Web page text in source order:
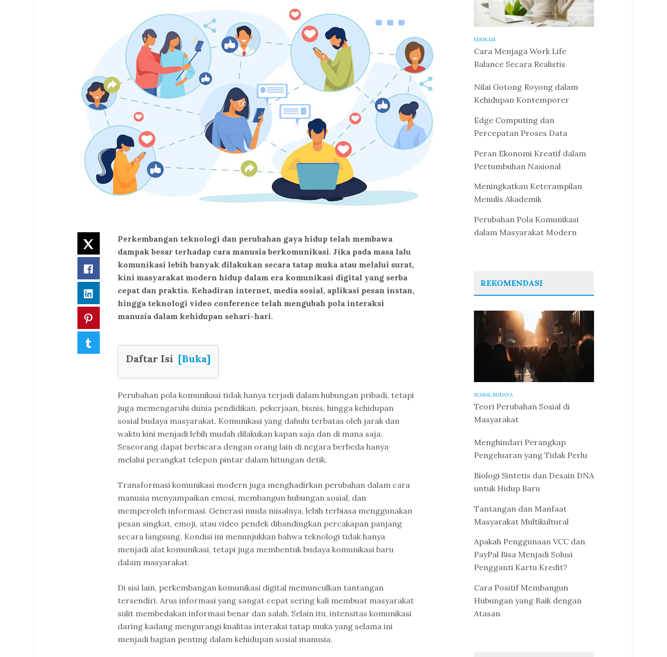
Twitter
Facebook
LinkedIn
Pinterest
Perkembangan teknologi dan perubahan gaya hidup telah membawa
dampak besar terhadap cara manusia berkomunikasi. Jika pada masa lalu
komunikasi lebih banyak dilakukan secara tatap muka atau melalui surat,
kini masyarakat modern hidup dalam era komunikasi digital yang serba
cepat dan praktis. Kehadiran internet, media sosial, aplikasi pesan instan,
hingga teknologi video conference telah mengubah pola interaksi
manusia dalam kehidupan sehari-hari.
Daftar Isi [Buka]
Perubahan pola komunikasi tidak hanya terjadi dalam hubungan pribadi, tetapi
juga memengaruhi dunia pendidikan, pekerjaan, bisnis, hingga kehidupan
sosial budaya masyarakat. Komunikasi yang dahulu terbatas oleh jarak dan
waktu kini menjadi lebih mudah dilakukan kapan saja dan di mana saja.
Seseorang dapat berbicara dengan orang lain di negara berbeda hanya
melalui perangkat telepon pintar dalam hitungan detik.
Transformasi komunikasi modern juga menghadirkan perubahan dalam cara
manusia menyampaikan emosi, membangun hubungan sosial, dan
memperoleh informasi. Generasi muda misalnya, lebih terbiasa menggunakan
pesan singkat, emoji, atau video pendek dibandingkan percakapan panjang
secara langsung. Kondisi ini menunjukkan bahwa teknologi tidak hanya
menjadi alat komunikasi, tetapi juga membentuk budaya komunikasi baru
dalam masyarakat.
Di sisi lain, perkembangan komunikasi digital memunculkan tantangan
tersendiri. Arus informasi yang sangat cepat sering kali membuat masyarakat
sulit membedakan informasi benar dan salah. Selain itu, intensitas komunikasi
daring kadang mengurangi kualitas interaksi tatap muka yang selama ini
menjadi bagian penting dalam kehidupan sosial manusia.
EDUKASI
Cara Menjaga Work Life
Balance Secara Realistis
Nilai Gotong Royong dalam
Kehidupan Kontemporer
Edge Computing dan
Percepatan Proses Data
Peran Ekonomi Kreatif dalam
Pertumbuhan Nasional
Meningkatkan Keterampilan
Menulis Akademik
Perubahan Pola Komunikasi
dalam Masyarakat Modern
REKOMENDASI
SOSIAL BUDAYA
Teori Perubahan Sosial di
Masyarakat
Menghindari Perangkap
Pengeluaran yang Tidak Perlu
Biologi Sintetis dan Desain DNA
untuk Hidup Baru
Tantangan dan Manfaat
Masyarakat Multikultural
Apakah Penggunaan VCC dan
PayPal Bisa Menjadi Solusi
Pengganti Kartu Kredit?
Cara Positif Membangun
Hubungan yang Baik dengan
Atasan